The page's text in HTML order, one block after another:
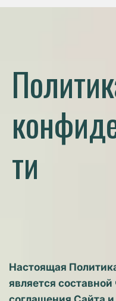
ти
Настоящая
является